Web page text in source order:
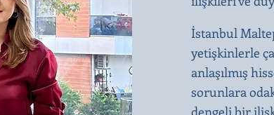
İstanbul
yetişkinlerle
anlaşılmış
sorunlara
dengeli bir